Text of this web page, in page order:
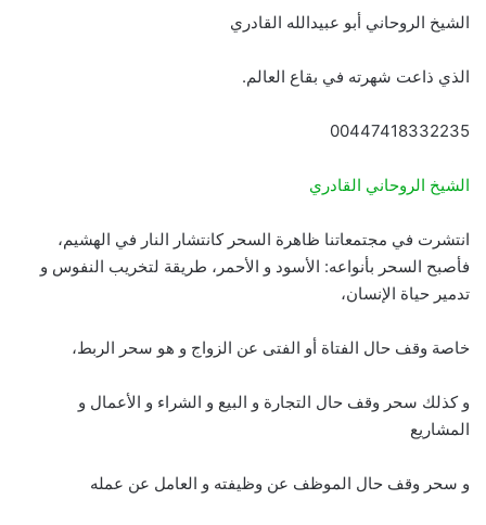
الشيخ الروحاني أبو عبيدالله القادري
الذي ذاعت شهرته في بقاع العالم.
00447418332235
الشيخ الروحاني القادري
انتشرت في مجتمعاتنا ظاهرة السحر كانتشار النار في الهشيم،
فأصبح السحر بأنواعه: الأسود و الأحمر، طريقة لتخريب النفوس و
تدمير حياة الإنسان،
خاصة وقف حال الفتاة أو الفتى عن الزواج و هو سحر الربط،
و كذلك سحر وقف حال التجارة و البيع و الشراء و الأعمال و
المشاريع
و سحر وقف حال الموظف عن وظيفته و العامل عن عمله